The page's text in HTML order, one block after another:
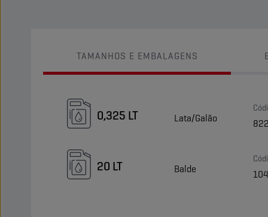
TAMANHOS E EMBALAGENS
0,325 LT Lata/Galão
20 LT Balde